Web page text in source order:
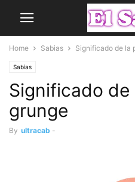
Home Sabias Significado de la
Sabias
Significado de
grunge
By ultracab -